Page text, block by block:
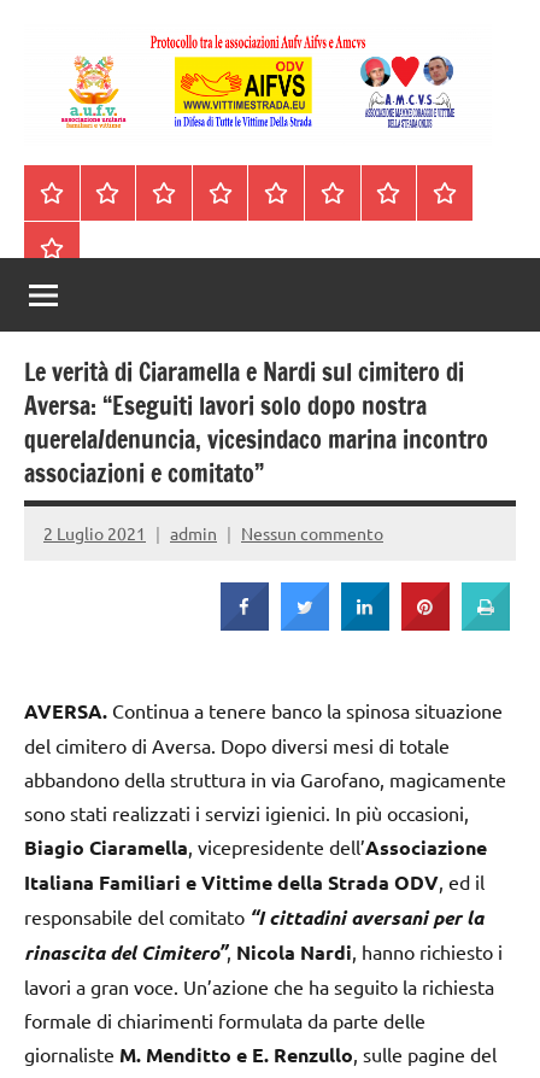
contenuto
A.I.F.V.S.
–
Associazione
Italiana
Familiari
e
Vittime
della
Strada
difesa
di
tutte
vittime
della
strada
HomepageSegnalazioni
Nord
Centro
Sud
ContattiIncidenti
Il
Archivio
Le verità di Ciaramella e Nardi sul cimitero di
Aversa: “Eseguiti lavori solo dopo nostra
querela/denuncia, vicesindaco marina incontro
associazioni e comitato”
2 Luglio 2021 admin Nessun commento
AVERSA. Continua a tenere banco la spinosa situazione
del cimitero di Aversa. Dopo diversi mesi di totale
abbandono della struttura in via Garofano, magicamente
sono stati realizzati i servizi igienici. In più occasioni,
Biagio Ciaramella, vicepresidente dell’Associazione
Italiana Familiari e Vittime della Strada ODV, ed il
responsabile del comitato “I cittadini aversani per la
rinascita del Cimitero”, Nicola Nardi, hanno richiesto i
lavori a gran voce. Un’azione che ha seguito la richiesta
formale di chiarimenti formulata da parte delle
giornaliste M. Menditto e E. Renzullo, sulle pagine del